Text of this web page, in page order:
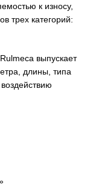
к износу,
трех категорий:
выпускает
длины, типа